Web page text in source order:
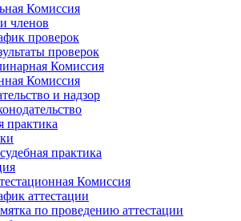
Комиссия
членов
проверок
проверок
Комиссия
Комиссия
и надзор
практика
практика
Комиссия
аттестации
по проведению аттестации